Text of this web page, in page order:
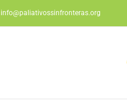
info@paliativossinfronteras.org